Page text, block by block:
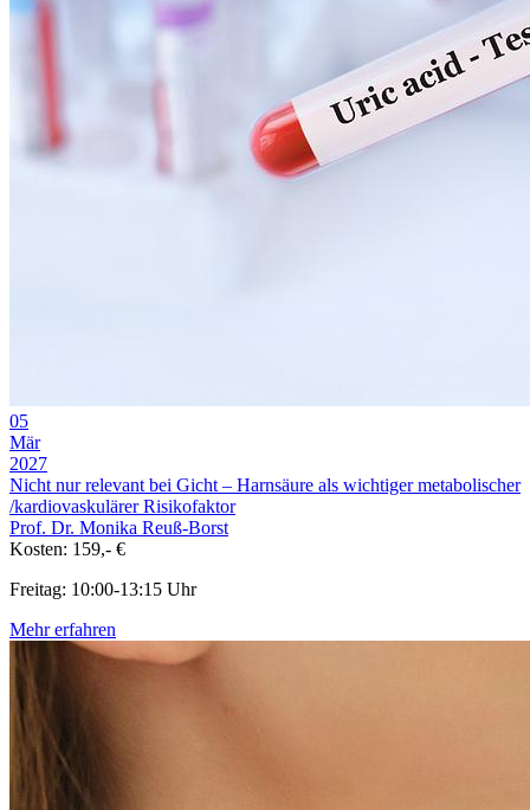
05
Mär
2027
Nicht nur relevant bei Gicht – Harnsäure als wichtiger metabolischer
/kardiovaskulärer Risikofaktor
Prof. Dr. Monika Reuß-Borst
Kosten: 159,- €
Freitag: 10:00-13:15 Uhr
Mehr erfahren